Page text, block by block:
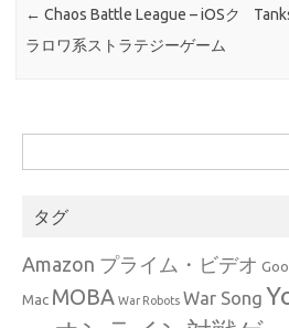
← Chaos Battle League – iOSク
ラロワ系ストラテジーゲーム
索:
タグ
Amazon プライム・ビデオ
Mac MOBA War Robots War Song